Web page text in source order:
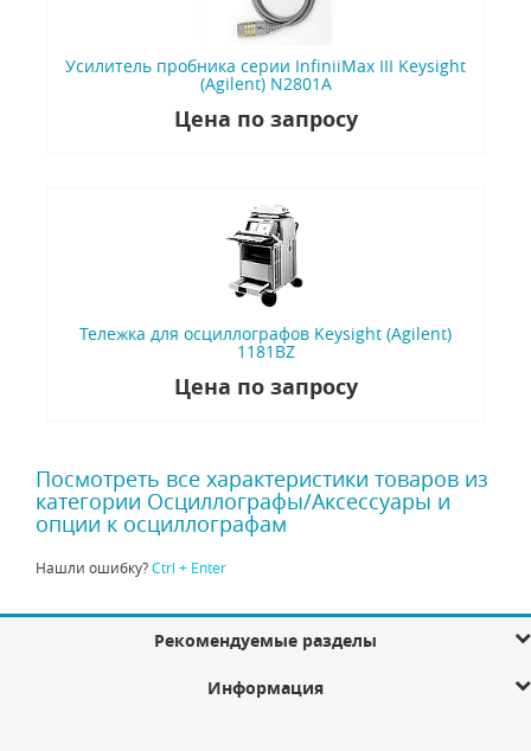
Усилитель пробника серии InfiniiMax III Keysight
(Agilent) N2801A
Цена по запросу
Тележка для осциллографов Keysight (Agilent)
1181BZ
Цена по запросу
Посмотреть все характеристики товаров из
категории Осциллографы/Аксессуары и
опции к осциллографам
Нашли ошибку?Ctrl + Enter
Рекомендуемые разделы
Информация